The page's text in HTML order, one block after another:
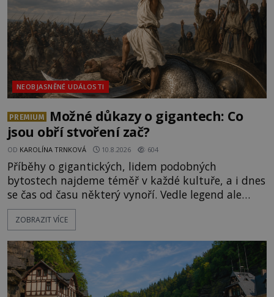
NEOBJASNĚNÉ UDÁLOSTI
PREMIUM
Možné důkazy o gigantech: Co
jsou obří stvoření zač?
OD KAROLÍNA TRNKOVÁ 10.8.2026 604
Příběhy o gigantických, lidem podobných
bytostech najdeme téměř v každé kultuře, a i dnes
se čas od času některý vynoří. Vedle legend ale
existuje také mnoho artefaktů, staveb či dokonce
očitých svědectví, které údajně dokazují, že obři
Prozkoumejte je společně s ENIGMOU! [gallery
ZOBRAZIT VÍCE